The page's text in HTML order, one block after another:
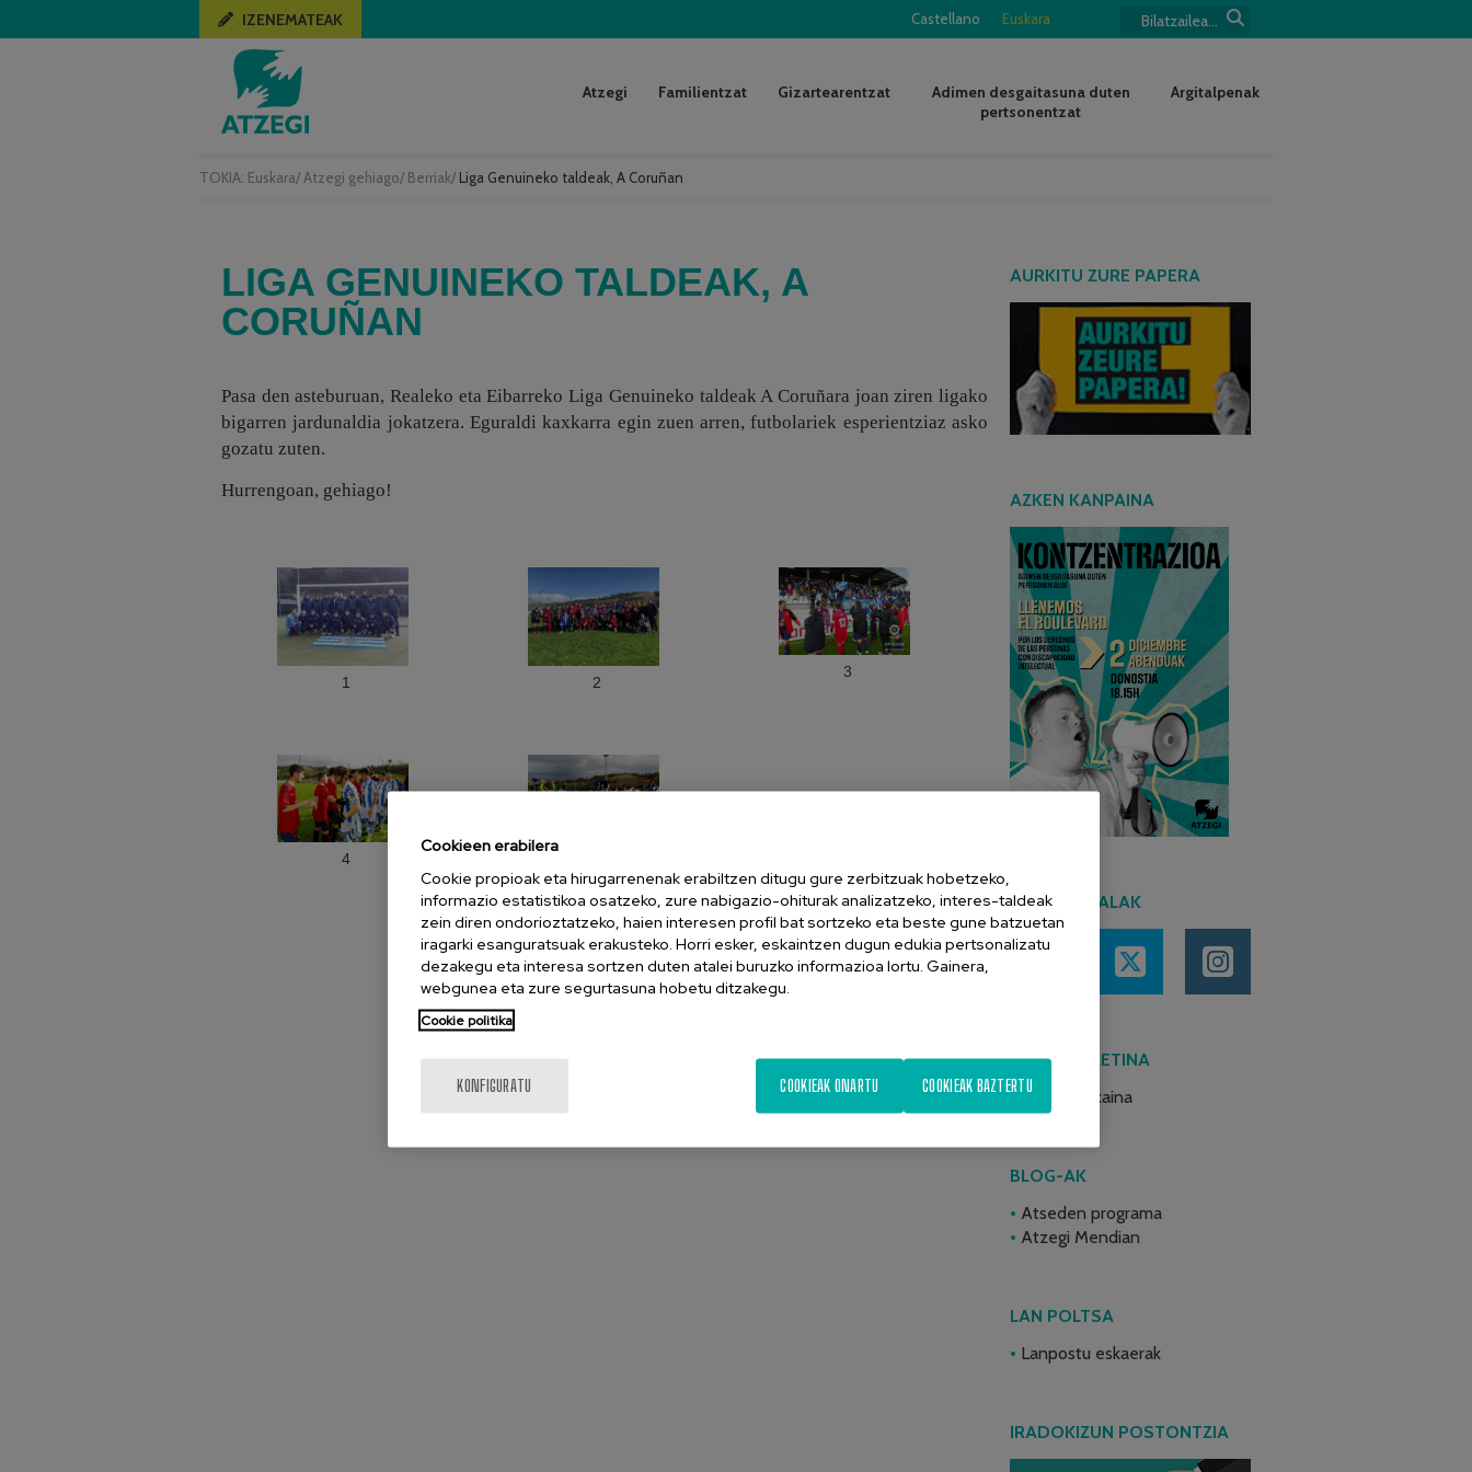
TOKIA: Euskara/ Atzegi gehiago/ Berriak/ Liga Genuineko taldeak, A Coruñan
Castellano Euskara
IZENEMATEAK
Atzegi Familientzat Gizartearentzat
Adimen desgaitasuna duten
pertsonentzat
Argitalpenak
LIGA GENUINEKO TALDEAK, A
CORUÑAN
Pasa den asteburuan, Realeko eta Eibarreko Liga Genuineko taldeak A Coruñara joan ziren ligako
bigarren jardunaldia jokatzera. Eguraldi kaxkarra egin zuen arren, futbolariek esperientziaz asko
gozatu zuten.
Hurrengoan, gehiago!
1 2
3
4
AURKITU ZURE PAPERA
AZKEN KANPAINA
SARE SOZIALAK
AZKEN BULETINA
2026ko ekaina
BLOG-AK
Atseden programa
Atzegi Mendian
LAN POLTSA
Lanpostu eskaerak
IRADOKIZUN POSTONTZIA
Cookieen erabilera
Cookie propioak eta hirugarrenenak erabiltzen ditugu gure zerbitzuak hobetzeko,
informazio estatistikoa osatzeko, zure nabigazio-ohiturak analizatzeko, interes-taldeak
zein diren ondorioztatzeko, haien interesen profil bat sortzeko eta beste gune batzuetan
iragarki esanguratsuak erakusteko. Horri esker, eskaintzen dugun edukia pertsonalizatu
dezakegu eta interesa sortzen duten atalei buruzko informazioa lortu. Gainera,
webgunea eta zure segurtasuna hobetu ditzakegu.
Cookie politika
KONFIGURATU COOKIEAK BAZTERTU
COOKIEAK ONARTU